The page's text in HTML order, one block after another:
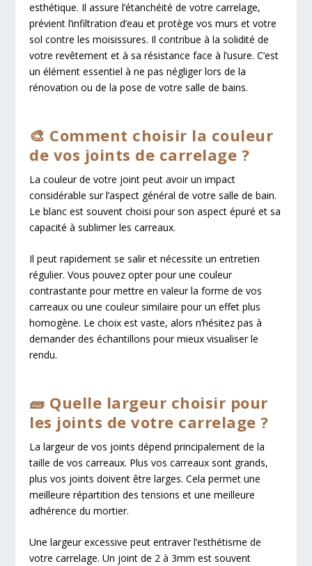
esthétique. Il assure l’étanchéité de votre carrelage,
prévient l’infiltration d’eau et protège vos murs et votre
sol contre les moisissures. Il contribue à la solidité de
votre revêtement et à sa résistance face à l’usure. C’est
un élément essentiel à ne pas négliger lors de la
rénovation ou de la pose de votre salle de bains.
🎨 Comment choisir la couleur
de vos joints de carrelage ?
La couleur de votre joint peut avoir un impact
considérable sur l’aspect général de votre salle de bain.
Le blanc est souvent choisi pour son aspect épuré et sa
capacité à sublimer les carreaux.
Il peut rapidement se salir et nécessite un entretien
régulier. Vous pouvez opter pour une couleur
contrastante pour mettre en valeur la forme de vos
carreaux ou une couleur similaire pour un effet plus
homogène. Le choix est vaste, alors n’hésitez pas à
demander des échantillons pour mieux visualiser le
rendu.
🧱 Quelle largeur choisir pour
les joints de votre carrelage ?
La largeur de vos joints dépend principalement de la
taille de vos carreaux. Plus vos carreaux sont grands,
plus vos joints doivent être larges. Cela permet une
meilleure répartition des tensions et une meilleure
adhérence du mortier.
Une largeur excessive peut entraver l’esthétisme de
votre carrelage. Un joint de 2 à 3mm est souvent